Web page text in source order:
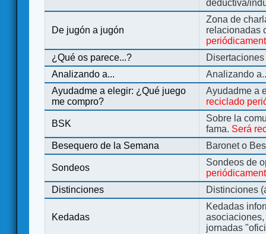
deductiva/
De jugón a jugón
Zona de
relacionadas
¿Qué os parece...?
Analizando a...
Analizando
Ayudadme a elegir: ¿Qué juego
me compro?
Ayudadme a
reciclado
BSK
Sobre la
fama. Será
Besequero de la Semana
Baronet o
Sondeos
Sondeos de
Distinciones
Distinciones
Kedadas
Kedadas
jornadas